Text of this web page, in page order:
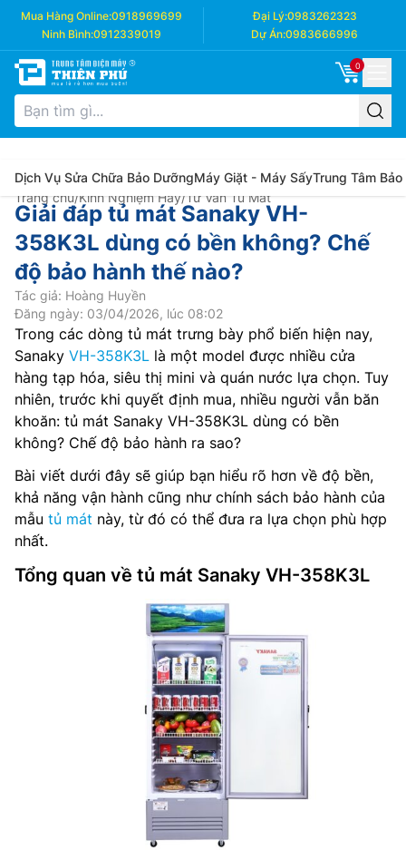
Mua Hàng Online:0918969699 Đại Lý:0983262323
Ninh Bình:0912339019 Dự Án:0983666996
0
Dịch Vụ Sửa Chữa Bảo DưỡngMáy Giặt - Máy SấyTrung Tâm Bảo
Trang chủ/Kinh Nghiệm Hay/Tư Vấn Tủ Mát
Giải đáp tủ mát Sanaky VH-
358K3L dùng có bền không? Chế
độ bảo hành thế nào?
Tác giả: Hoàng Huyền
Đăng ngày: 03/04/2026, lúc 08:02
Trong các dòng tủ mát trưng bày phổ biến hiện nay,
Sanaky VH-358K3L là một model được nhiều cửa
hàng tạp hóa, siêu thị mini và quán nước lựa chọn. Tuy
nhiên, trước khi quyết định mua, nhiều người vẫn băn
khoăn: tủ mát Sanaky VH-358K3L dùng có bền
không? Chế độ bảo hành ra sao?
Bài viết dưới đây sẽ giúp bạn hiểu rõ hơn về độ bền,
khả năng vận hành cũng như chính sách bảo hành của
mẫu tủ mát này, từ đó có thể đưa ra lựa chọn phù hợp
nhất.
Tổng quan về tủ mát Sanaky VH-358K3L